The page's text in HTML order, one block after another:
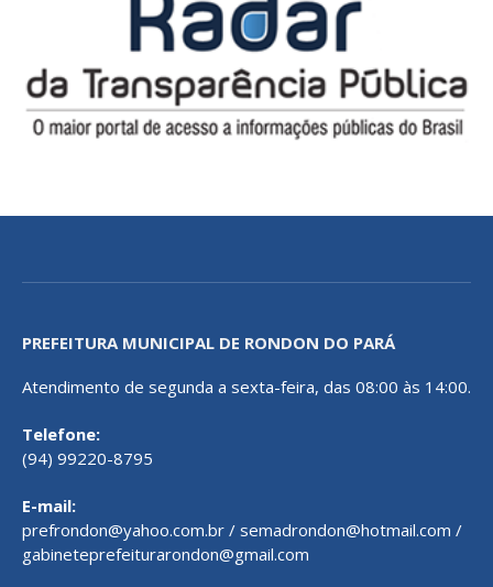
PREFEITURA MUNICIPAL DE RONDON DO PARÁ
Atendimento de segunda a sexta-feira, das 08:00 às 14:00.
Telefone:
(94) 99220-8795
E-mail:
prefrondon@yahoo.com.br / semadrondon@hotmail.com /
gabineteprefeiturarondon@gmail.com